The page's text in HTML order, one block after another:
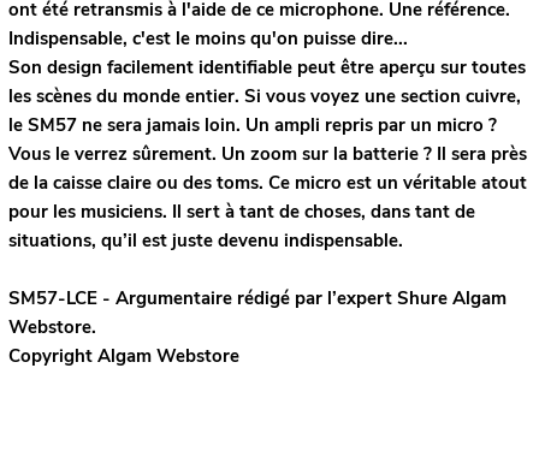
ont été retransmis à l'aide de ce microphone. Une référence.
Indispensable, c'est le moins qu'on puisse dire...
Son design facilement identifiable peut être aperçu sur toutes
les scènes du monde entier. Si vous voyez une section cuivre,
le SM57 ne sera jamais loin. Un ampli repris par un micro ?
Vous le verrez sûrement. Un zoom sur la batterie ? Il sera près
de la caisse claire ou des toms. Ce micro est un véritable atout
pour les musiciens. Il sert à tant de choses, dans tant de
situations, qu’il est juste devenu indispensable.
SM57-LCE - Argumentaire rédigé par l’expert ShureAlgam
Webstore.
Copyright Algam Webstore